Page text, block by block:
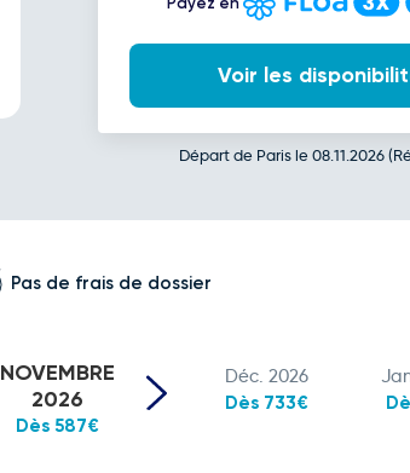
Voir les
Départ de Paris le 08.11.2026
Pas de frais de dossier
NOVEMBRE
2026
Dès 587€
Déc. 2026
Dès 733€